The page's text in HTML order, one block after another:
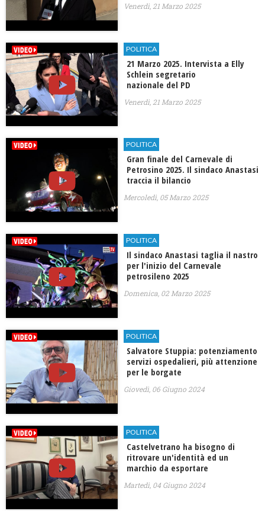
Venerdì, 21 Marzo 2025
POLITICA
21 Marzo 2025. Intervista a Elly
Schlein segretario
nazionale del PD
Venerdì, 21 Marzo 2025
POLITICA
Gran finale del Carnevale di
Petrosino 2025. Il sindaco Anastasi
traccia il bilancio
Mercoledì, 05 Marzo 2025
POLITICA
Il sindaco Anastasi taglia il nastro
per l'inizio del Carnevale
petrosileno 2025
Domenica, 02 Marzo 2025
POLITICA
Salvatore Stuppia: potenziamento
servizi ospedalieri, più attenzione
per le borgate
Giovedì, 06 Giugno 2024
POLITICA
Castelvetrano ha bisogno di
ritrovare un'identità ed un
marchio da esportare
Martedì, 04 Giugno 2024